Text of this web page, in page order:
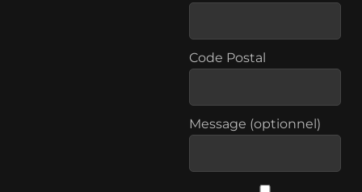
Code Postal
Message (optionnel)